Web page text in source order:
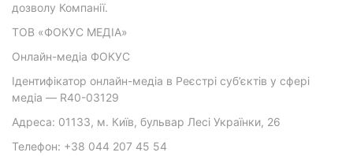
дозволу Компанії.
ТОВ «ФОКУС МЕДІА»
Онлайн-медіа ФОКУС
Ідентифікатор онлайн-медіа в Реєстрі суб’єктів у сфері
медіа — R40-03129
Адреса: 01133, м. Київ, бульвар Лесі Українки, 26
Телефон: +38 044 207 45 54